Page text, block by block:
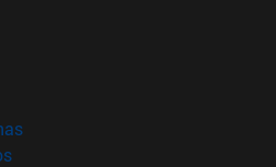
ventana)
(abre en nueva ventana)
(abre en nueva ventana)